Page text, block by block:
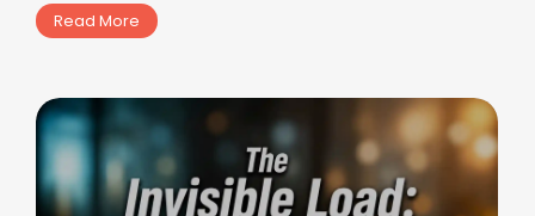
Read More